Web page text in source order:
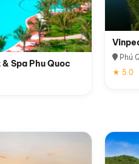
Spa Phu Quoc
Phú
★ 5.0